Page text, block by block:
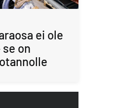
ei ole
se on